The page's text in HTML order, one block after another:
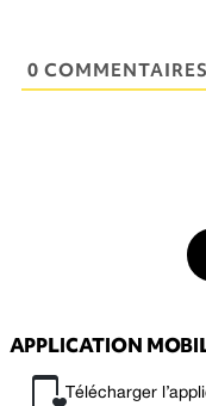
0 COMMENTAIRES
APPLICATION
Télécharger